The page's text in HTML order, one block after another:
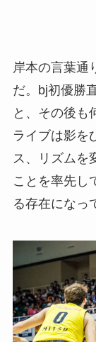
岸本の言葉通
だ。bj初優勝
と、その後も
ライブは影を
ス、リズムを
ことを率先し
る存在になっ